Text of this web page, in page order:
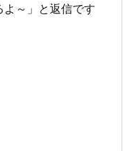
～」と返信です